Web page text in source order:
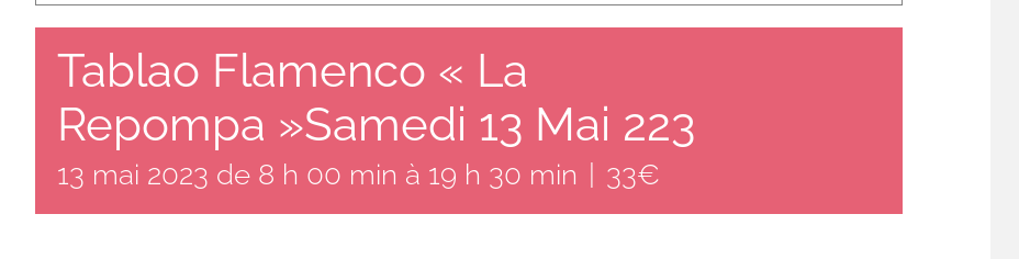
Tablao Flamenco « La
Repompa »Samedi 13 Mai 223
13 mai 2023 de 8 h 00 min à 19 h 30 min 33€